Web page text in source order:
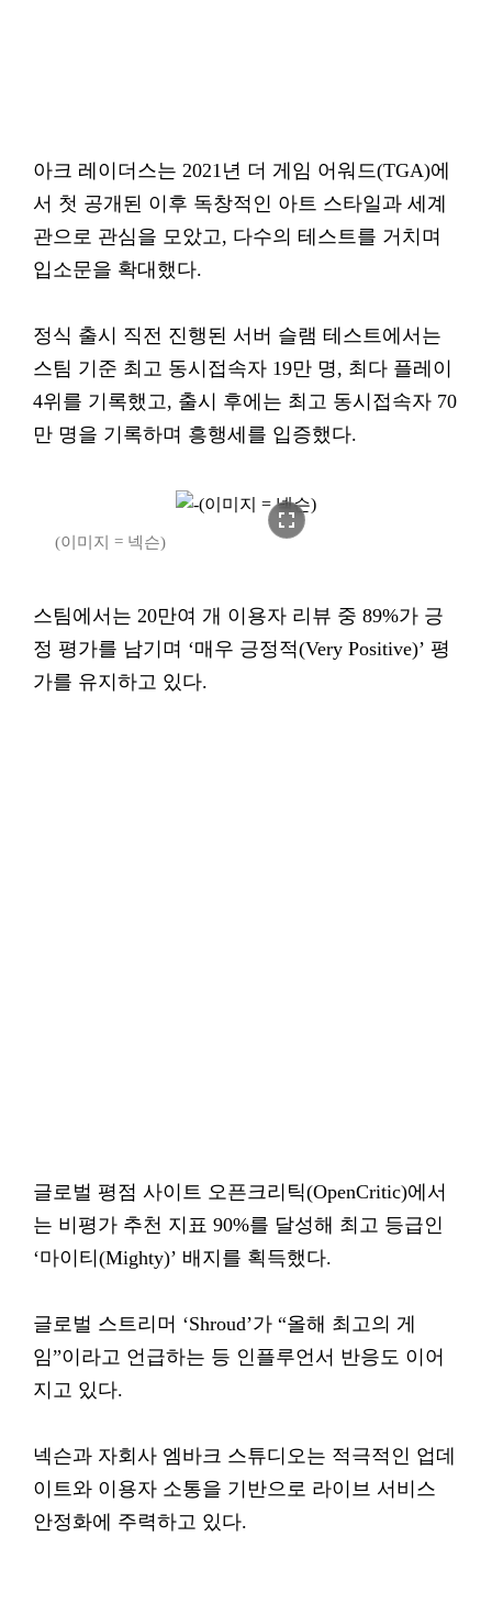
아크 레이더스는 2021년 더 게임 어워드(TGA)에
서 첫 공개된 이후 독창적인 아트 스타일과 세계
관으로 관심을 모았고, 다수의 테스트를 거치며
입소문을 확대했다.
정식 출시 직전 진행된 서버 슬램 테스트에서는
스팀 기준 최고 동시접속자 19만 명, 최다 플레이
4위를 기록했고, 출시 후에는 최고 동시접속자 70
만 명을 기록하며 흥행세를 입증했다.
fullscreen
(이미지 = 넥슨)
스팀에서는 20만여 개 이용자 리뷰 중 89%가 긍
정 평가를 남기며 ‘매우 긍정적(Very Positive)’ 평
가를 유지하고 있다.
글로벌 평점 사이트 오픈크리틱(OpenCritic)에서
는 비평가 추천 지표 90%를 달성해 최고 등급인
‘마이티(Mighty)’ 배지를 획득했다.
글로벌 스트리머 ‘Shroud’가 “올해 최고의 게
임”이라고 언급하는 등 인플루언서 반응도 이어
지고 있다.
넥슨과 자회사 엠바크 스튜디오는 적극적인 업데
이트와 이용자 소통을 기반으로 라이브 서비스
안정화에 주력하고 있다.